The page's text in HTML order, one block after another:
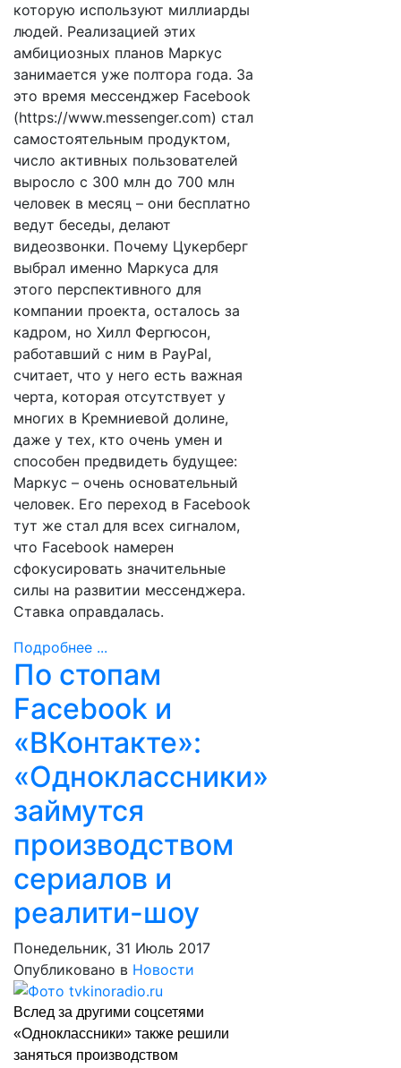
которую используют миллиарды
людей. Реализацией этих
амбициозных планов Маркус
занимается уже полтора года. За
это время мессенджер Facebook
(https://www.messenger.com) стал
самостоятельным продуктом,
число активных пользователей
выросло с 300 млн до 700 млн
человек в месяц – они бесплатно
ведут беседы, делают
видеозвонки. Почему Цукерберг
выбрал именно Маркуса для
этого перспективного для
компании проекта, осталось за
кадром, но Хилл Фергюсон,
работавший с ним в PayPal,
считает, что у него есть важная
черта, которая отсутствует у
многих в Кремниевой долине,
даже у тех, кто очень умен и
способен предвидеть будущее:
Маркус – очень основательный
человек. Его переход в Facebook
тут же стал для всех сигналом,
что Facebook намерен
сфокусировать значительные
силы на развитии мессенджера.
Ставка оправдалась.
Подробнее ...
По стопам
Facebook и
«ВКонтакте»:
«Одноклассники»
займутся
производством
сериалов и
реалити-шоу
Понедельник, 31 Июль 2017
Опубликовано в Новости
Вслед за другими соцсетями
«Одноклассники» также решили
заняться производством